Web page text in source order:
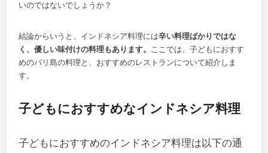
いのではないでしょうか？
結論からいうと、インドネシア料理には辛い料理ばかりではな
く、優しい味付けの料理もあります。 ここでは、子どもにおすす
めのバリ島の料理と、おすすめのレストランについて紹介しま
す。
子どもにおすすめなインドネシア料理
子どもにおすすめのインドネシア料理は以下の通